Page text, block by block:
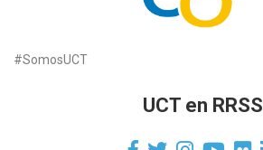
#SomosUCT
UCT en RRSS